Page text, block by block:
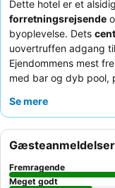
Dette hotel er et
forretningsrejsende
byoplevelse. Dets
uovertruffen adgang
Ejendommens mest
med bar og dyb pool,
venlige og
der vender væk fra
Se mere
Gæsteanmeldelser
Fremragende
Meget godt